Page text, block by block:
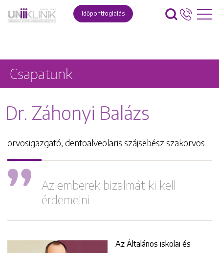
Időpontfoglalás
Csapatunk
Dr. Záhonyi Balázs
orvosigazgató, dentoalveolaris szájsebész szakorvos
Az emberek bizalmát ki kell
érdemelni
Az Általános iskolai és